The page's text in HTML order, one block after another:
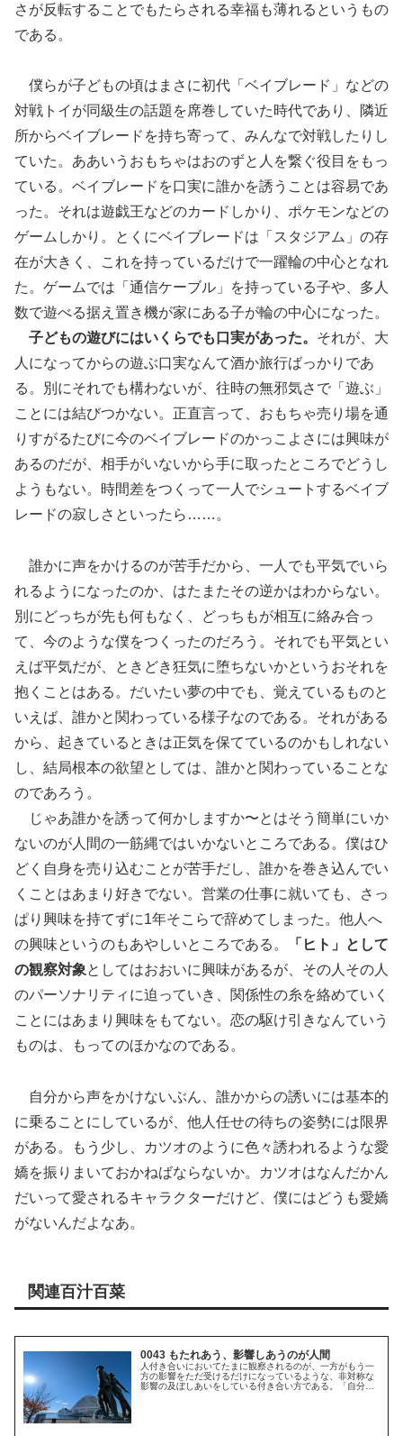
さが反転することでもたらされる幸福も薄れるというもの
である。
僕らが子どもの頃はまさに初代「ベイブレード」などの
対戦トイが同級生の話題を席巻していた時代であり、隣近
所からベイブレードを持ち寄って、みんなで対戦したりし
ていた。ああいうおもちゃはおのずと人を繋ぐ役目をもっ
ている。ベイブレードを口実に誰かを誘うことは容易であ
った。それは遊戯王などのカードしかり、ポケモンなどの
ゲームしかり。とくにベイブレードは「スタジアム」の存
在が大きく、これを持っているだけで一躍輪の中心となれ
た。ゲームでは「通信ケーブル」を持っている子や、多人
数で遊べる据え置き機が家にある子が輪の中心になった。
子どもの遊びにはいくらでも口実があった。 それが、大
人になってからの遊ぶ口実なんて酒か旅行ばっかりであ
る。別にそれでも構わないが、往時の無邪気さで「遊ぶ」
ことには結びつかない。正直言って、おもちゃ売り場を通
りすがるたびに今のベイブレードのかっこよさには興味が
あるのだが、相手がいないから手に取ったところでどうし
ようもない。時間差をつくって一人でシュートするベイブ
レードの寂しさといったら……。
誰かに声をかけるのが苦手だから、一人でも平気でいら
れるようになったのか、はたまたその逆かはわからない。
別にどっちが先も何もなく、どっちもが相互に絡み合っ
て、今のような僕をつくったのだろう。それでも平気とい
えば平気だが、ときどき狂気に堕ちないかというおそれを
抱くことはある。だいたい夢の中でも、覚えているものと
いえば、誰かと関わっている様子なのである。それがある
から、起きているときは正気を保てているのかもしれない
し、結局根本の欲望としては、誰かと関わっていることな
のであろう。
じゃあ誰かを誘って何かしますか〜とはそう簡単にいか
ないのが人間の一筋縄ではいかないところである。僕はひ
どく自身を売り込むことが苦手だし、誰かを巻き込んでい
くことはあまり好きでない。営業の仕事に就いても、さっ
ぱり興味を持てずに1年そこらで辞めてしまった。他人へ
の興味というのもあやしいところである。
「ヒト」として
の観察対象としてはおおいに興味があるが、その人その人
のパーソナリティに迫っていき、関係性の糸を絡めていく
ことにはあまり興味をもてない。恋の駆け引きなんていう
ものは、もってのほかなのである。
自分から声をかけないぶん、誰かからの誘いには基本的
に乗ることにしているが、他人任せの待ちの姿勢には限界
がある。もう少し、カツオのように色々誘われるような愛
嬌を振りまいておかねばならないか。カツオはなんだかん
だいって愛されるキャラクターだけど、僕にはどうも愛嬌
がないんだよなあ。
関連百汁百菜
0043 もたれあう、影響しあうのが人間
人付き合いにおいてたまに観察されるのが、一方がもう一
方の影響をただ受けるだけになっているような、非対称な
影響の及ぼしあいをしている付き合い方である。「自分が